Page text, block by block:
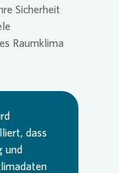
Sicherheit
Raumklima
dass
und